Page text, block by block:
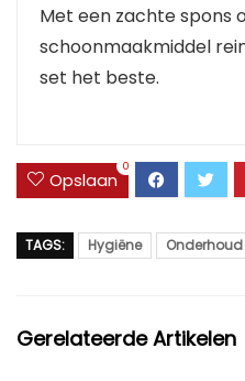
Met een zachte spons
schoonmaakmiddel
set het beste.
Opslaan
0
TAGS: Hygiëne Onderhoud
Gerelateerde Artikelen